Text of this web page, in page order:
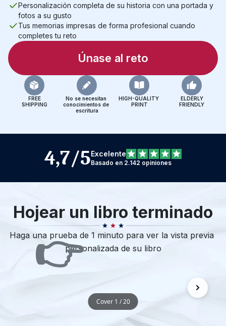
4,7/5Excelente
Basado en 2.142 opiniones
Personalización completa de su historia con una portada y
fotos a su gusto
Tus memorias impresas de forma profesional cuando
completes tu reto
Únase al reto
FREE
SHIPPING
No se necesitan
conocimientos de
escritura
HIGH-QUALITY
PRINT
ELDERLY
FRIENDLY
Hojear un libro terminado
Haga una prueba de 1 minuto para ver la vista previa
personalizada de su libro
👉
Cover 1 / 20